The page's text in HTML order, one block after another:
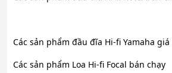
Các sản phẩm đầu đĩa Hi-fi Yamaha
Các sản phẩm Loa Hi-fi Focal bán chạy